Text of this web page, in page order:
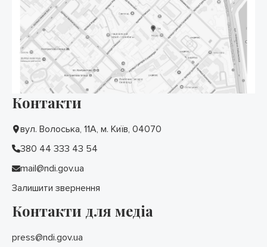
Контакти
вул. Волоська, 11А, м. Київ, 04070
380 44 333 43 54
mail@ndi.gov.ua
Залишити звернення
Контакти для медіа
press@ndi.gov.ua